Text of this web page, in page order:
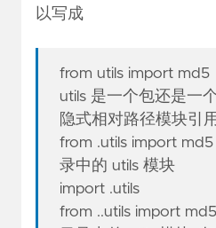
以写成
from utils import
utils 是一个包还是一
隐式相对路径模块引用
from .utils import
录中的 utils 模块
import .utils
from ..utils